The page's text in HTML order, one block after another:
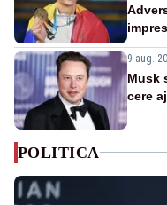
9 aug.
Musk
cere
POLITICA